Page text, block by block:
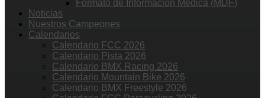
Formato de Información Médica (MDF)
Noticias
Nuestros Campeones
Calendarios
Calendario FCC 2026
Calendario Pista 2026
Calendario BMX Racing 2026
Calendario Mountain Bike 2026
Calendario BMX Freestyle 2026